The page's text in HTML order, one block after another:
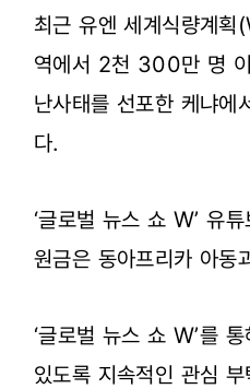
최근 유엔 세계식량계
역에서 2천 300만 명 이
난사태를 선포한 케냐
다.
‘글로벌 뉴스 쇼 W’ 유
원금은 동아프리카 아동
‘글로벌 뉴스 쇼 W’를
있도록 지속적인 관심 부